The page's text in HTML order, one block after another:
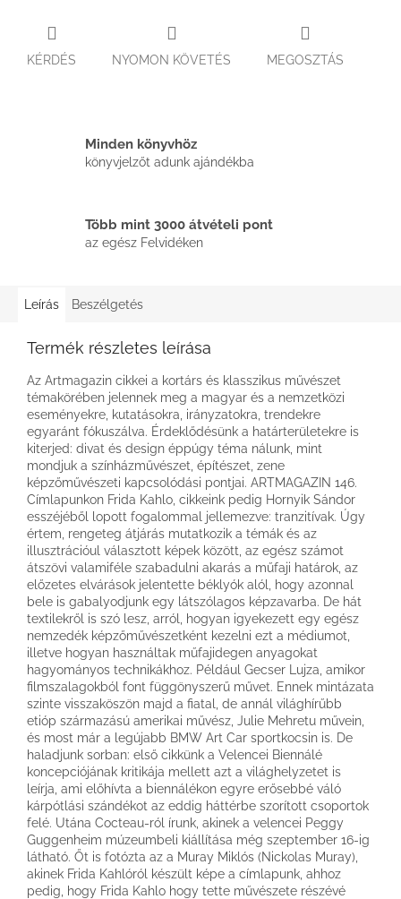
KÉRDÉS NYOMON KÖVETÉS MEGOSZTÁS
Minden könyvhöz
könyvjelzőt adunk ajándékba
Több mint 3000 átvételi pont
az egész Felvidéken
Leírás Beszélgetés
Termék részletes leírása
Az Artmagazin cikkei a kortárs és klasszikus művészet
témakörében jelennek meg a magyar és a nemzetközi
eseményekre, kutatásokra, irányzatokra, trendekre
egyaránt fókuszálva. Érdeklődésünk a határterületekre is
kiterjed: divat és design éppúgy téma nálunk, mint
mondjuk a színházművészet, építészet, zene
képzőművészeti kapcsolódási pontjai. ARTMAGAZIN 146.
Címlapunkon Frida Kahlo, cikkeink pedig Hornyik Sándor
esszéjéből lopott fogalommal jellemezve: tranzitívak. Úgy
értem, rengeteg átjárás mutatkozik a témák és az
illusztrációul választott képek között, az egész számot
átszövi valamiféle szabadulni akarás a műfaji határok, az
előzetes elvárások jelentette béklyók alól, hogy azonnal
bele is gabalyodjunk egy látszólagos képzavarba. De hát
textilekről is szó lesz, arról, hogyan igyekezett egy egész
nemzedék képzőművészetként kezelni ezt a médiumot,
illetve hogyan használtak műfajidegen anyagokat
hagyományos technikákhoz. Például Gecser Lujza, amikor
filmszalagokból font függönyszerű művet. Ennek mintázata
szinte visszaköszön majd a fiatal, de annál világhírűbb
etióp származású amerikai művész, Julie Mehretu művein,
és most már a legújabb BMW Art Car sportkocsin is. De
haladjunk sorban: első cikkünk a Velencei Biennálé
koncepciójának kritikája mellett azt a világhelyzetet is
leírja, ami előhívta a biennálékon egyre erősebbé váló
kárpótlási szándékot az eddig háttérbe szorított csoportok
felé. Utána Cocteau-ról írunk, akinek a velencei Peggy
Guggenheim múzeumbeli kiállítása még szeptember 16-ig
látható. Őt is fotózta az a Muray Miklós (Nickolas Muray),
akinek Frida Kahlóról készült képe a címlapunk, ahhoz
pedig, hogy Frida Kahlo hogy tette művészete részévé